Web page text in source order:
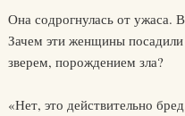
Она содрогнулась от ужаса.
Зачем эти женщины
зверем, порождением зла?
«Нет, это действительно